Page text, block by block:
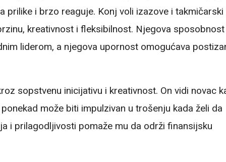
prilike i brzo reaguje. Konj voli izazove i takmičarski
kreativnost i fleksibilnost. Njegova
liderom, a njegova upornost omogućava
sopstvenu inicijativu i kreativnost. On vidi novac
može biti impulzivan u trošenju kada želi da
i prilagodljivosti pomaže mu da održi finansijsku